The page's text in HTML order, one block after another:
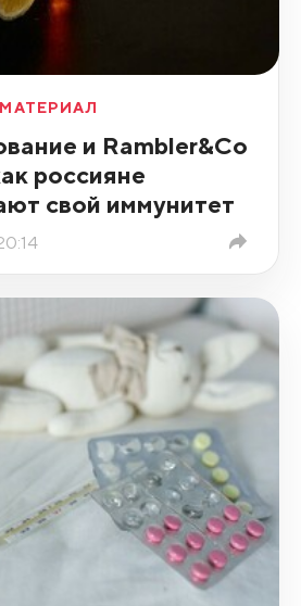
и Rambler&Co
россияне
свой иммунитет